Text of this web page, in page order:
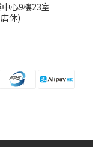
心9樓23室
休)